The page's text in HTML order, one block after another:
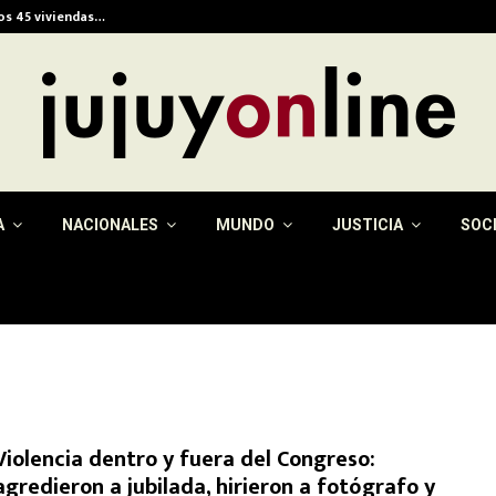
45 viviendas…
NACIONALES MUNDO JUSTICIA
dentro y fuera del Congreso:
a jubilada, hirieron a fotógrafo y